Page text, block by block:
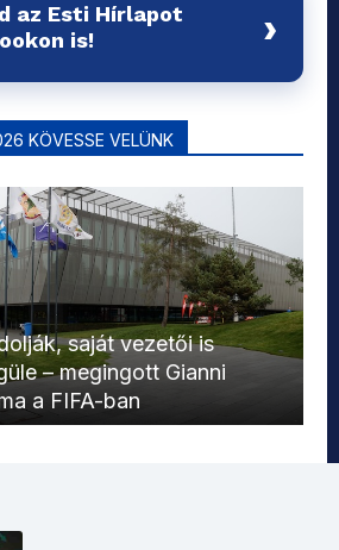
az Esti Hírlapot
is!
›
KÖVESSE VELÜNK
saját vezetői is
– megingott Gianni
a FIFA-ban